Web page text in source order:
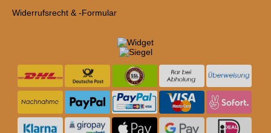
Widerrufsrecht & -Formular